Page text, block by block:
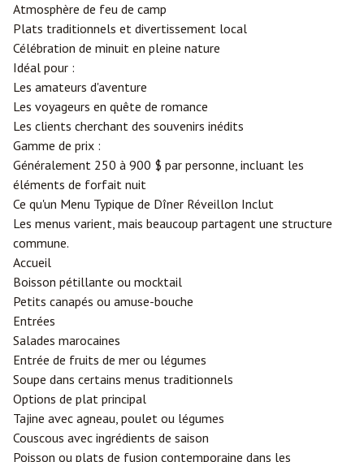
Atmosphère de feu de camp
Plats traditionnels et divertissement local
Célébration de minuit en pleine nature
Idéal pour :
Les amateurs d'aventure
Les voyageurs en quête de romance
Les clients cherchant des souvenirs inédits
Gamme de prix :
Généralement 250 à 900 $ par personne, incluant les
éléments de forfait nuit
Ce qu'un Menu Typique de Dîner Réveillon Inclut
Les menus varient, mais beaucoup partagent une structure
commune.
Accueil
Boisson pétillante ou mocktail
Petits canapés ou amuse-bouche
Entrées
Salades marocaines
Entrée de fruits de mer ou légumes
Soupe dans certains menus traditionnels
Options de plat principal
Tajine avec agneau, poulet ou légumes
Couscous avec ingrédients de saison
Poisson ou plats de fusion contemporaine dans les